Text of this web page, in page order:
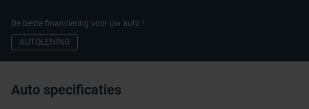
De beste financiering voor uw auto !
AUTOLENING
Auto specificaties